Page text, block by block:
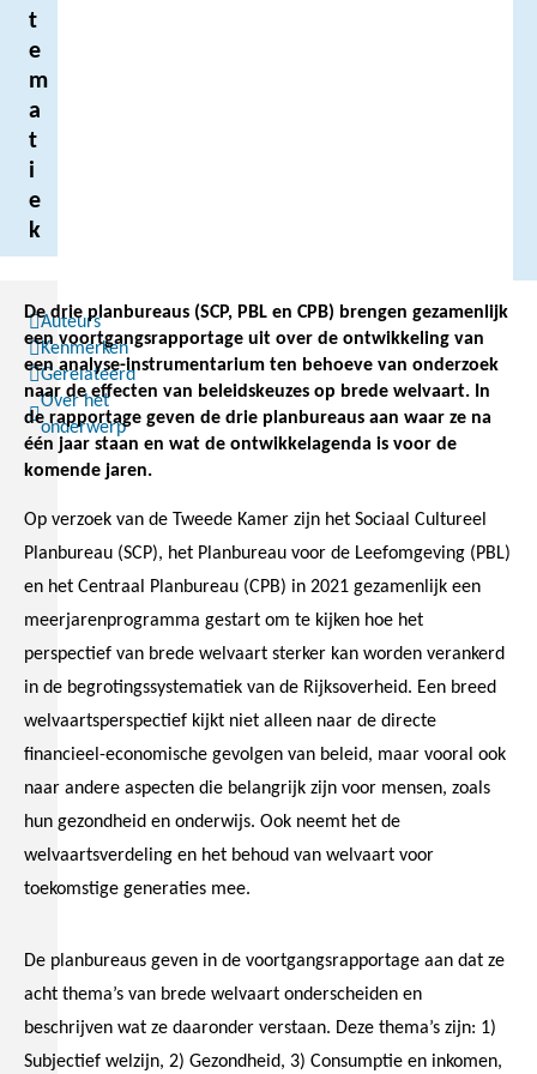
t
e
m
a
t
i
e
k
Auteurs
Kenmerken
Gerelateerd
Over het
onderwerp
De drie planbureaus (SCP, PBL en CPB) brengen gezamenlijk
een voortgangsrapportage uit over de ontwikkeling van
een analyse-instrumentarium ten behoeve van onderzoek
naar de effecten van beleidskeuzes op brede welvaart. In
de rapportage geven de drie planbureaus aan waar ze na
één jaar staan en wat de ontwikkelagenda is voor de
komende jaren.
Op verzoek van de Tweede Kamer zijn het Sociaal Cultureel
Planbureau (SCP), het Planbureau voor de Leefomgeving (PBL)
en het Centraal Planbureau (CPB) in 2021 gezamenlijk een
meerjarenprogramma gestart om te kijken hoe het
perspectief van brede welvaart sterker kan worden verankerd
in de begrotingssystematiek van de Rijksoverheid. Een breed
welvaartsperspectief kijkt niet alleen naar de directe
financieel-economische gevolgen van beleid, maar vooral ook
naar andere aspecten die belangrijk zijn voor mensen, zoals
hun gezondheid en onderwijs. Ook neemt het de
welvaartsverdeling en het behoud van welvaart voor
toekomstige generaties mee.
De planbureaus geven in de voortgangsrapportage aan dat ze
acht thema’s van brede welvaart onderscheiden en
beschrijven wat ze daaronder verstaan. Deze thema’s zijn: 1)
Subjectief welzijn, 2) Gezondheid, 3) Consumptie en inkomen,